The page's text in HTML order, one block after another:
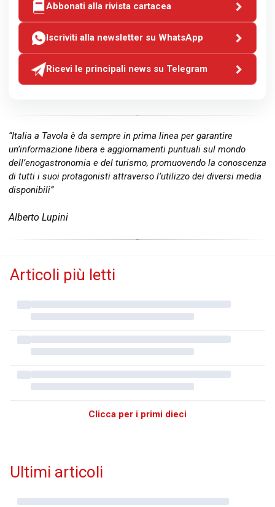
Abbonati alla rivista cartacea
Iscriviti alla newsletter su WhatsApp
Ricevi le principali news su Telegram
“Italia a Tavola è da sempre in prima linea per garantire
un’informazione libera e aggiornamenti puntuali sul mondo
dell’enogastronomia e del turismo, promuovendo la conoscenza
di tutti i suoi protagonisti attraverso l’utilizzo dei diversi media
disponibili”
Alberto Lupini
Articoli più letti
Clicca per i primi dieci
Ultimi articoli